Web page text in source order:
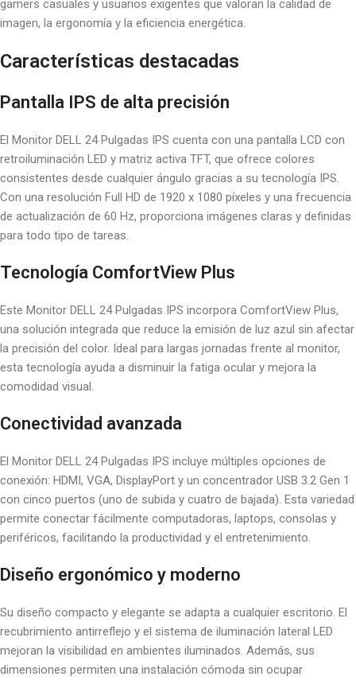
gamers casuales y usuarios exigentes que valoran la calidad de
imagen, la ergonomía y la eficiencia energética.
Características destacadas
Pantalla IPS de alta precisión
El Monitor DELL 24 Pulgadas IPS cuenta con una pantalla LCD con
retroiluminación LED y matriz activa TFT, que ofrece colores
consistentes desde cualquier ángulo gracias a su tecnología IPS.
Con una resolución Full HD de 1920 x 1080 píxeles y una frecuencia
de actualización de 60 Hz, proporciona imágenes claras y definidas
para todo tipo de tareas.
Tecnología ComfortView Plus
Este Monitor DELL 24 Pulgadas IPS incorpora ComfortView Plus,
una solución integrada que reduce la emisión de luz azul sin afectar
la precisión del color. Ideal para largas jornadas frente al monitor,
esta tecnología ayuda a disminuir la fatiga ocular y mejora la
comodidad visual.
Conectividad avanzada
El Monitor DELL 24 Pulgadas IPS incluye múltiples opciones de
conexión: HDMI, VGA, DisplayPort y un concentrador USB 3.2 Gen 1
con cinco puertos (uno de subida y cuatro de bajada). Esta variedad
permite conectar fácilmente computadoras, laptops, consolas y
periféricos, facilitando la productividad y el entretenimiento.
Diseño ergonómico y moderno
Su diseño compacto y elegante se adapta a cualquier escritorio. El
recubrimiento antirreflejo y el sistema de iluminación lateral LED
mejoran la visibilidad en ambientes iluminados. Además, sus
dimensiones permiten una instalación cómoda sin ocupar